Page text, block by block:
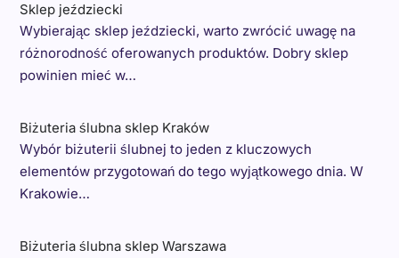
Sklep jeździecki
Wybierając sklep jeździecki, warto zwrócić uwagę na
różnorodność oferowanych produktów. Dobry sklep
powinien mieć w…
Biżuteria ślubna sklep Kraków
Wybór biżuterii ślubnej to jeden z kluczowych
elementów przygotowań do tego wyjątkowego dnia. W
Krakowie…
Biżuteria ślubna sklep Warszawa